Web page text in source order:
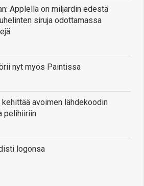
Applella on miljardin edestä
siruja odottamassa
nyt myös Paintissa
kehittää avoimen lähdekoodin
pelihiiriin
logonsa